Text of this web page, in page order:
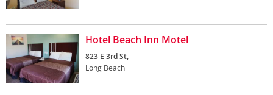
Hotel Beach Inn Motel
823 E 3rd St,
Long Beach